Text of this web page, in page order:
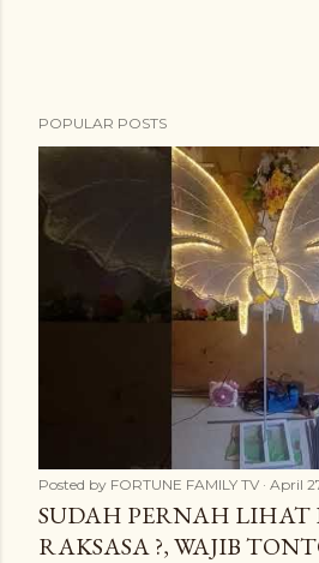
POPULAR POSTS
Posted by FORTUNE FAMILY TV April
SUDAH PERNAH LIHAT
RAKSASA ?, WAJIB